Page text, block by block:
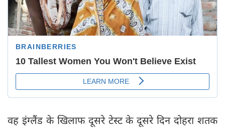
वह इंग्लैंड के खिलाफ दूसरे टेस्ट के दूसरे दिन दोहरा शतक